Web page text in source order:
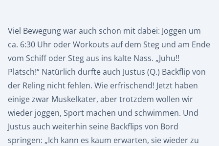
Viel Bewegung war auch schon mit dabei: Joggen um
ca. 6:30 Uhr oder Workouts auf dem Steg und am Ende
vom Schiff oder Steg aus ins kalte Nass. „Juhu!!
Platsch!“ Natürlich durfte auch Justus (Q.) Backflip von
der Reling nicht fehlen. Wie erfrischend! Jetzt haben
einige zwar Muskelkater, aber trotzdem wollen wir
wieder joggen, Sport machen und schwimmen. Und
Justus auch weiterhin seine Backflips von Bord
springen: „Ich kann es kaum erwarten, sie wieder zu